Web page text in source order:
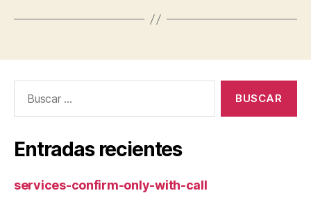
Entradas recientes
services-confirm-only-with-call